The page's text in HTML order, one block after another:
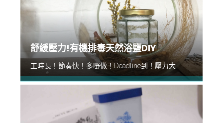
舒緩壓力!有機排毒天然浴鹽DIY
工時長！節奏快！多嘢做！Deadline到！壓力大...